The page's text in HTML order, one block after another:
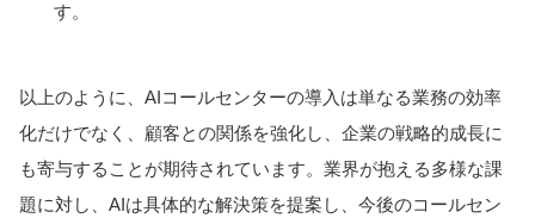
す。
以上のように、AIコールセンターの導入は単なる業務の効率
化だけでなく、顧客との関係を強化し、企業の戦略的成長に
も寄与することが期待されています。業界が抱える多様な課
題に対し、AIは具体的な解決策を提案し、今後のコールセン